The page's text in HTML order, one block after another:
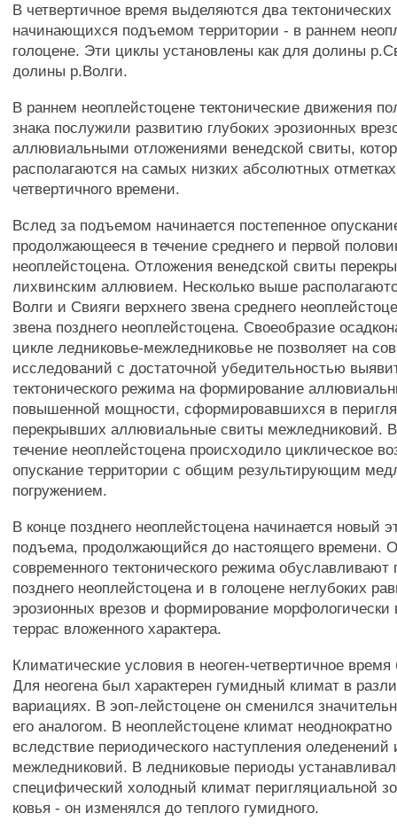
В четвертичное время выделяются два тектонических
начинающихся подъемом территории - в раннем
голоцене. Эти циклы установлены как для долины
долины р.Волги.
В раннем неоплейстоцене тектонические движения
знака послужили развитию глубоких эрозионных
аллювиальными отложениями венедской свиты,
располагаются на самых низких абсолютных
четвертичного времени.
Вслед за подъемом начинается постепенное
продолжающееся в течение среднего и первой
неоплейстоцена. Отложения венедской свиты
лихвинским аллювием. Несколько выше
Волги и Свияги верхнего звена среднего
звена позднего неоплейстоцена. Своеобразие
цикле ледниковье-межледниковье не позволяет на
исследований с достаточной убедительностью
тектонического режима на формирование
повышенной мощности, сформировавшихся в
перекрывших аллювиальные свиты межледниковий.
течение неоплейстоцена происходило циклическое
опускание территории с общим результирующим
погружением.
В конце позднего неоплейстоцена начинается новый
подъема, продолжающийся до настоящего времени.
современного тектонического режима обуславливают
позднего неоплейстоцена и в голоцене неглубоких
эрозионных врезов и формирование
террас вложенного характера.
Климатические условия в неоген-четвертичное
Для неогена был характерен гумидный климат в
вариациях. В эоп-лейстоцене он сменился
его аналогом. В неоплейстоцене климат
вследствие периодического наступления
межледниковий. В ледниковые периоды
специфический холодный климат перигляциальной
ковья - он изменялся до теплого гумидного.